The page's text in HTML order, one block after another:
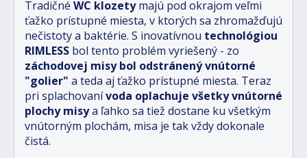
Tradičné WC klozetymajú pod okrajom veľmi
ťažko prístupné miesta, v ktorých sa zhromažďujú
nečistoty a baktérie. S inovatívnou technológiou
RIMLESS bol tento problém vyriešený - zo
záchodovej misy bol odstránený vnútorné
"golier" a teda aj ťažko prístupné miesta. Teraz
pri splachovanívoda oplachuje všetky vnútorné
plochy misya ľahko sa tiež dostane ku všetkým
vnútorným plochám, misa je tak vždy dokonale
čistá.